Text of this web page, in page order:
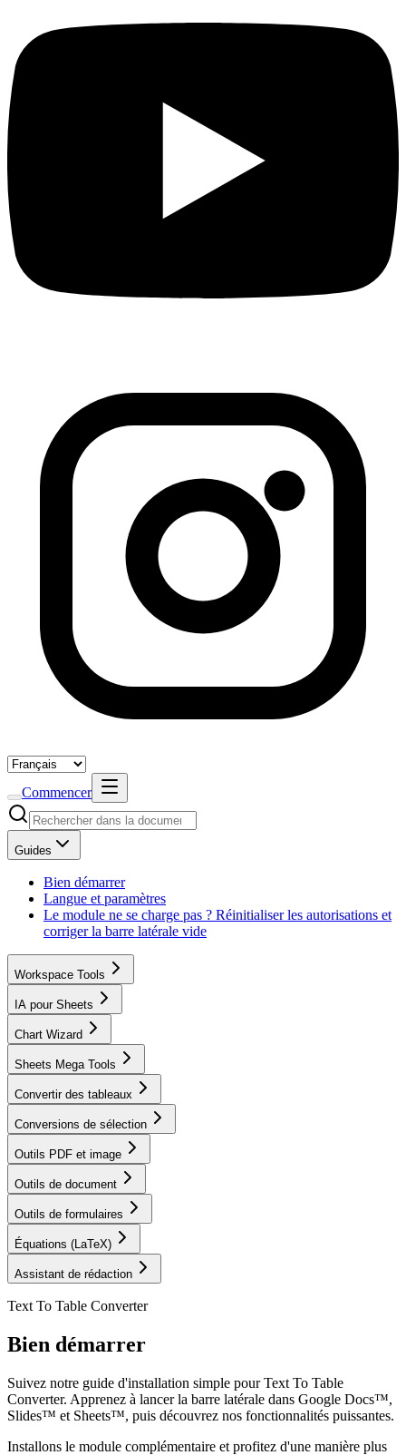
Commencer
Guides
Bien démarrer
Langue et paramètres
Le module ne se charge pas ? Réinitialiser les autorisations et
corriger la barre latérale vide
Workspace Tools
IA pour Sheets
Chart Wizard
Sheets Mega Tools
Convertir des tableaux
Conversions de sélection
Outils PDF et image
Outils de document
Outils de formulaires
Équations (LaTeX)
Assistant de rédaction
Text To Table Converter
Bien démarrer
Suivez notre guide d'installation simple pour Text To Table
Converter. Apprenez à lancer la barre latérale dans Google Docs™,
Slides™ et Sheets™, puis découvrez nos fonctionnalités puissantes.
Installons le module complémentaire et profitez d'une manière plus